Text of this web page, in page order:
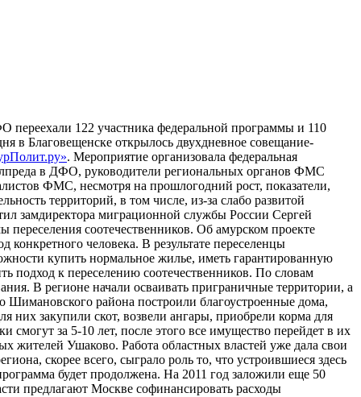
122 участника федеральной программы и 110
в Благовещенске открылось двухдневное совещание-
. Мероприятие организовала федеральная
в ДФО, руководители региональных органов ФМС
ФМС, несмотря на прошлогодний рост, показатели,
территорий, в том числе, из-за слабо развитой
замдиректора миграционной службы России Сергей
соотечественников. Об амурском проекте
человека. В результате переселенцы
купить нормальное жилье, иметь гарантированную
подход к переселению соотечественников. По словам
В регионе начали осваивать приграничные территории, а
Шимановского района построили благоустроенные дома,
них закупили скот, возвели ангары, приобрели корма для
смогут за 5-10 лет, после этого все имущество перейдет в их
жителей Ушаково. Работа областных властей уже дала свои
скорее всего, сыграло роль то, что устроившиеся здесь
будет продолжена. На 2011 год заложили еще 50
предлагают Москве софинансировать расходы